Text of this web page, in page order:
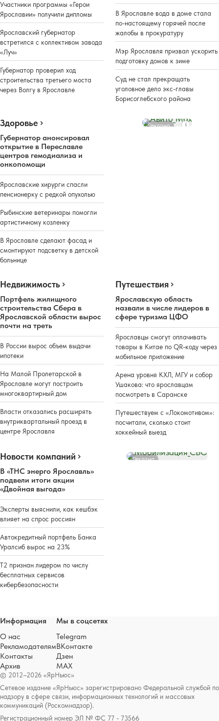
Участники программы «Герои
Ярославии» получили дипломы
Ярославский губернатор
встретился с коллективом завода
«Луч»
Губернатор проверил ход
строительства третьего моста
через Волгу в Ярославле
В Ярославле вода в доме стала
по-настоящему горячей после
жалобы в прокуратуру
Мэр Ярославля призвал ускорить
подготовку домов к зиме
Суд не стал прекращать
уголовное дело экс-главы
Борисоглебского района
Здоровье
Губернатор анонсировал
открытие в Переславле
центров гемодиализа и
онкопомощи
Ярославские хирурги спасли
пенсионерку с редкой опухолью
Рыбинские ветеринары помогли
артистичному козленку
В Ярославле сделают фасад и
смонтируют подсветку в детской
больнице
Реклама
Недвижимость
Портфель жилищного
строительства Сбера в
Ярославской области вырос
почти на треть
В России вырос объем выдачи
ипотеки
На Малой Пролетарской в
Ярославле могут построить
многоквартирный дом
Власти отказались расширять
внутриквартальный проезд в
центре Ярославля
Путешествия
Ярославскую область
назвали в числе лидеров в
сфере туризма ЦФО
Ярославцы смогут оплачивать
товары в Китае по QR-коду через
мобильное приложение
Арена уровня КХЛ, МГУ и собор
Ушакова: что ярославцам
посмотреть в Саранске
Путешествуем с «Локомотивом»:
посчитали, сколько стоит
хоккейный выезд
Новости компаний
В «ТНС энерго Ярославль»
подвели итоги акции
«Двойная выгода»
Эксперты выяснили, как кешбэк
влияет на спрос россиян
Автокредитный портфель Банка
Уралсиб вырос на 23%
Т2 признан лидером по числу
бесплатных сервисов
кибербезопасности
Реклама
© 2012–2026 «ЯрНьюс»
Сетевое издание «ЯрНьюс» зарегистрировано Федеральной службой по
надзору в сфере связи, информационных технологий и массовых
коммуникаций (Роскомнадзор).
Регистрационный номер ЭЛ № ФС 77 - 73566
Информация
О нас
Рекламодателям
Контакты
Архив
Мы в соцсетях
Telegram
ВКонтакте
Дзен
MAX